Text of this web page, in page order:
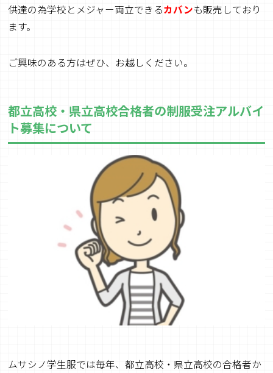
供達の為学校とメジャー両立できるカバンも販売しており
ます。
ご興味のある方はぜひ、お越しください。
都立高校・県立高校合格者の制服受注アルバイ
ト募集について
ムサシノ学生服では毎年、都立高校・県立高校の合格者か